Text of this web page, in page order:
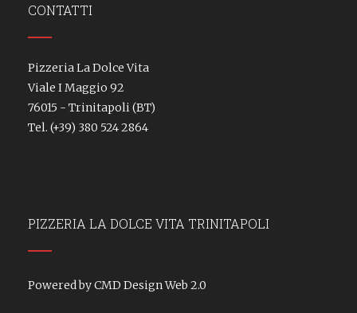
CONTATTI
Pizzeria La Dolce Vita
Viale I Maggio 92
76015 - Trinitapoli (BT)
Tel. (+39) 380 524 2864
PIZZERIA LA DOLCE VITA TRINITAPOLI
Powered by CMD Design Web 2.0